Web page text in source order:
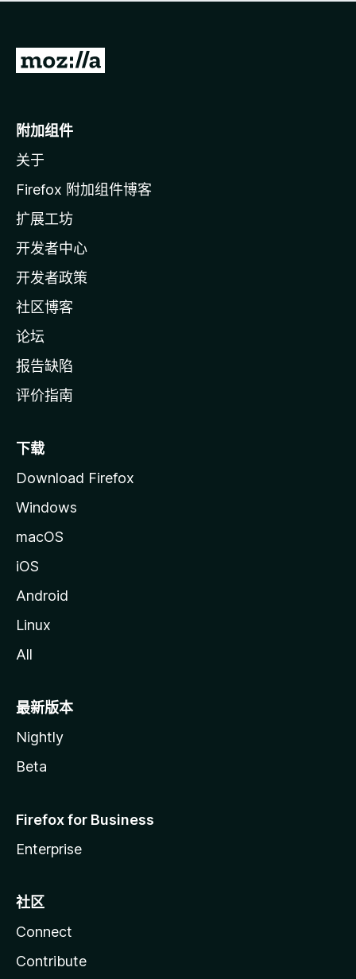
无
转
o
i
l
a
主
页
附加组件
关于
Firefox 附加组件博客
扩展工坊
开发者中心
开发者政策
社区博客
论坛
报告缺陷
评价指南
下载
Download Firefox
Windows
macOS
iOS
Android
Linux
All
最新版本
Nightly
Beta
Firefox for Business
Enterprise
社区
Connect
Contribute